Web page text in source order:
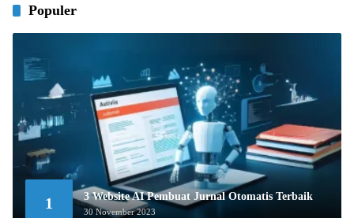
Populer
1 3 Website AI Pembuat Jurnal Otomatis Terbaik
30 November 2023